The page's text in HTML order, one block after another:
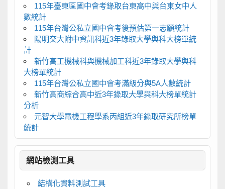
115年臺東區國中會考錄取台東高中與台東女中人
數統計
115年台灣公私立國中會考後預估第一志願統計
陽明交大附中資訊科近3年錄取大學與科大榜單統
計
新竹高工機械科與機械加工科近3年錄取大學與科
大榜單統計
115年台灣公私立國中會考滿級分與5A人數統計
新竹高商綜合高中近3年錄取大學與科大榜單統計
分析
元智大學電機工程學系丙組近3年錄取研究所榜單
統計
網站檢測工具
結構化資料測試工具